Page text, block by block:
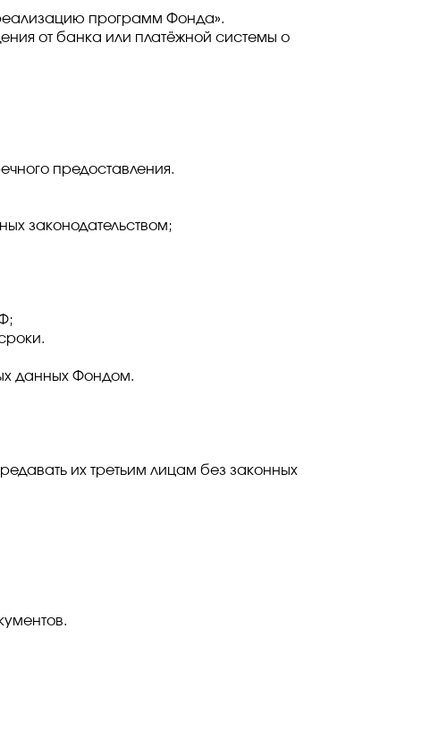
программ Фонда».
от банка или платёжной системы о
предоставления.
законодательством;
данных Фондом.
их третьим лицам без законных